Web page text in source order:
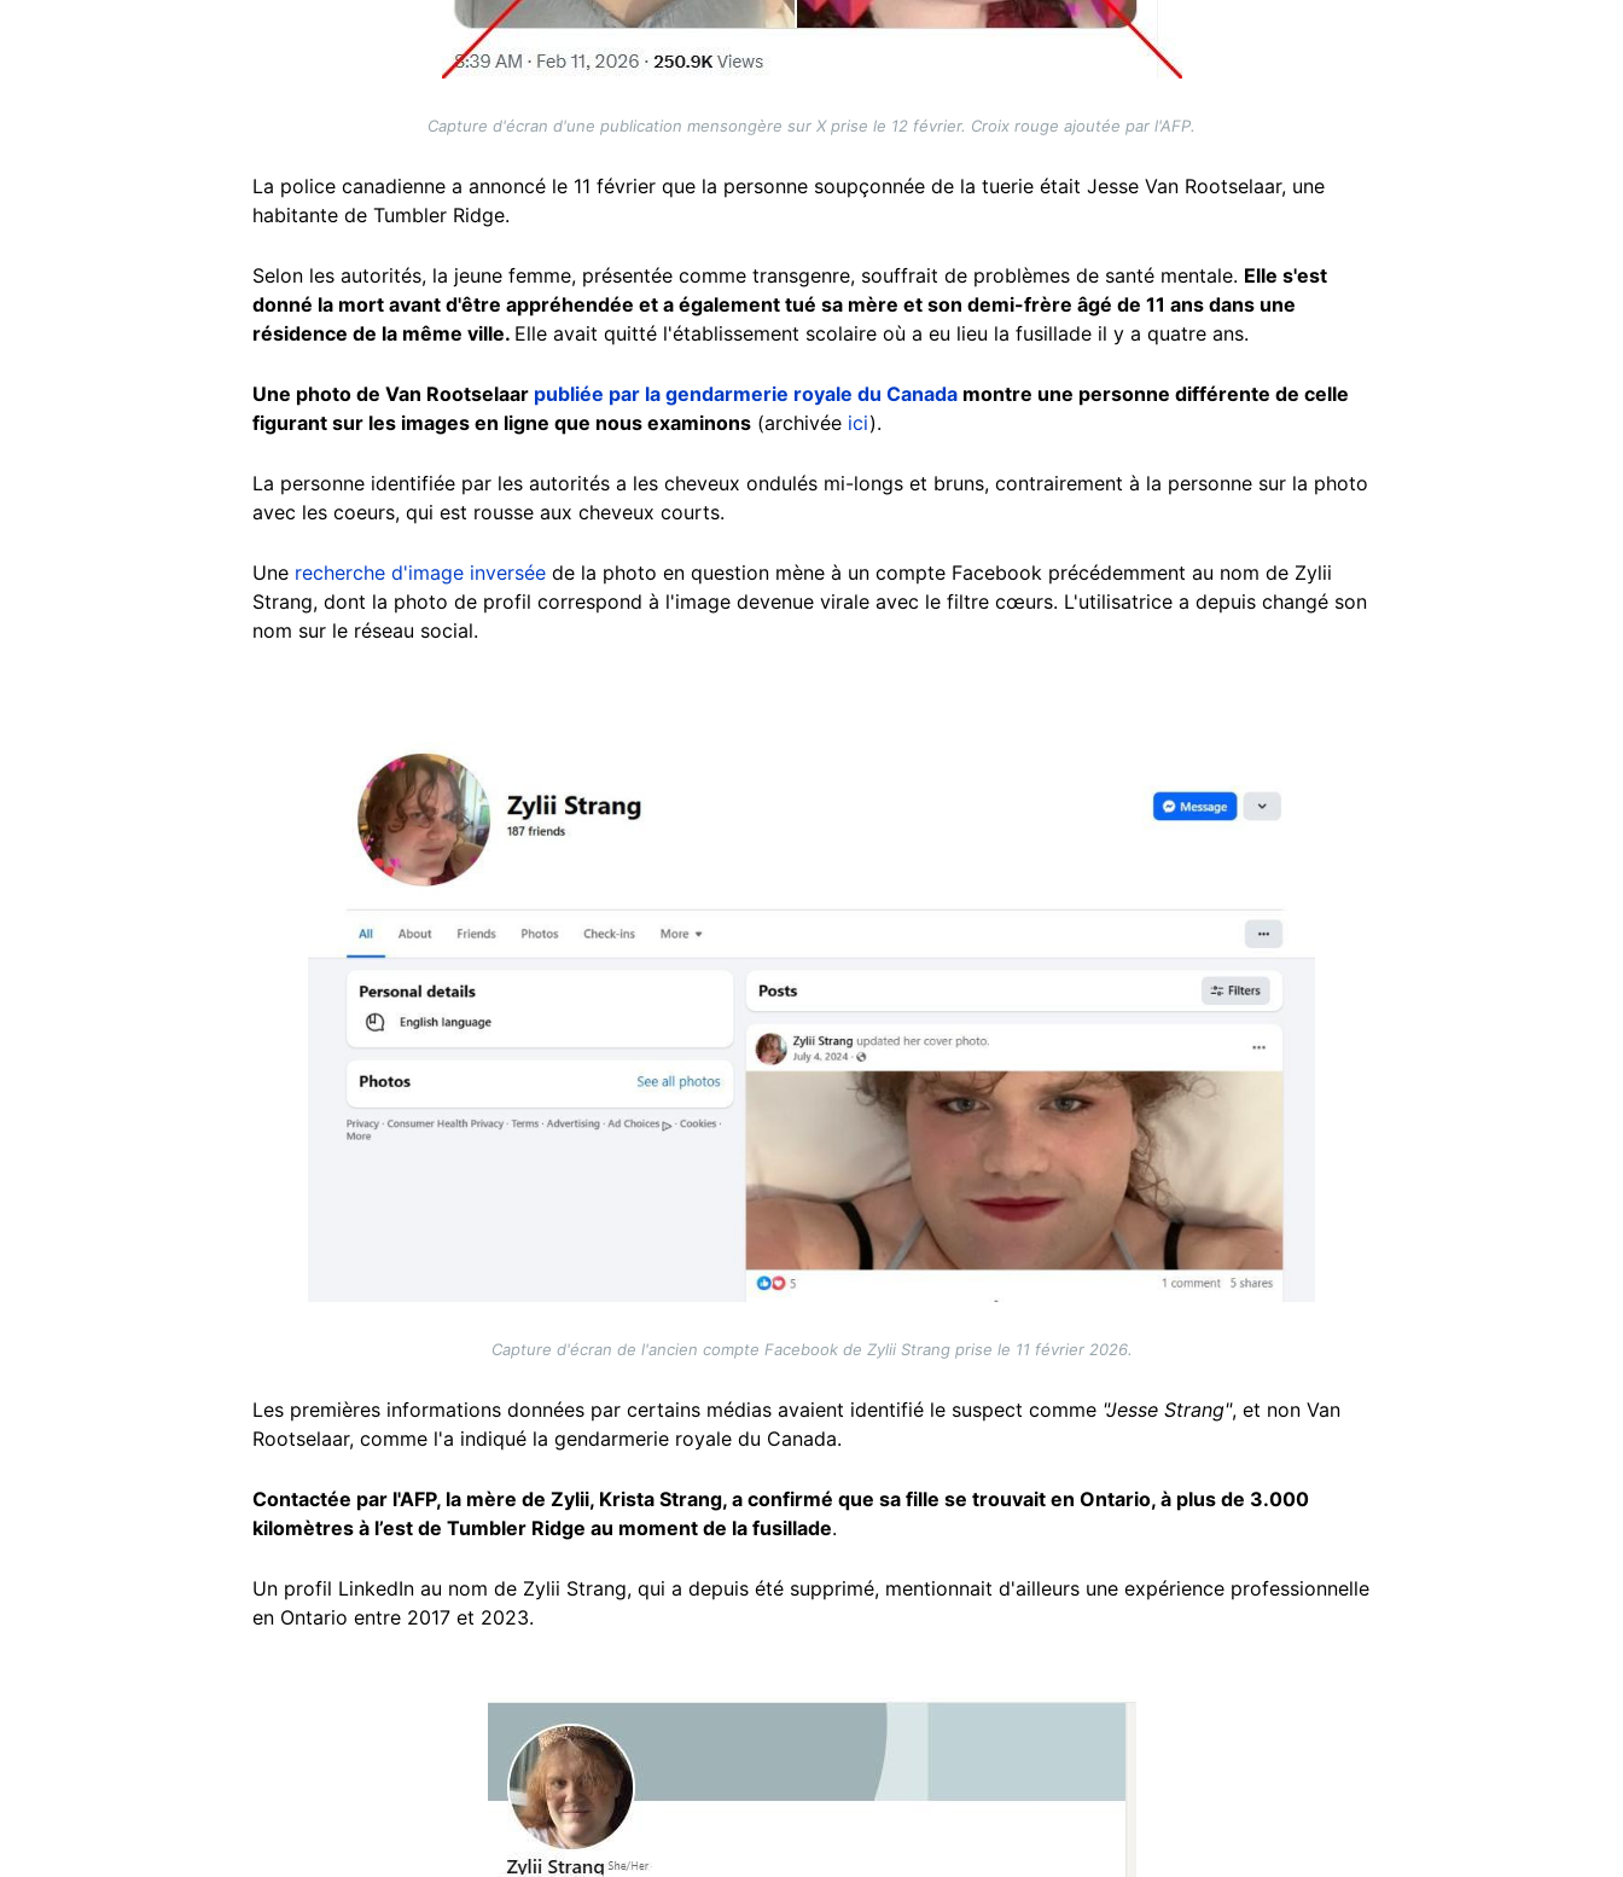
Capture d'écran d'une publication mensongère sur X prise le 12 février. Croix rouge ajoutée par l'AFP.
La police canadienne a annoncé le 11 février que la personne soupçonnée de la tuerie était Jesse Van Rootselaar, une
habitante de Tumbler Ridge.
Selon les autorités, la jeune femme, présentée comme transgenre, souffrait de problèmes de santé mentale. Elle s'est
donné la mort avant d'être appréhendée et a également tué sa mère et son demi-frère âgé de 11 ans dans une
résidence de la même ville. Elle avait quitté l'établissement scolaire où a eu lieu la fusillade il y a quatre ans.
Une photo de Van Rootselaar publiée par la gendarmerie royale du Canada montre une personne différente de celle
figurant sur les images en ligne que nous examinons (archivée ici).
La personne identifiée par les autorités a les cheveux ondulés mi-longs et bruns, contrairement à la personne sur la photo
avec les coeurs, qui est rousse aux cheveux courts.
Une recherche d'image inversée de la photo en question mène à un compte Facebook précédemment au nom de Zylii
Strang, dont la photo de profil correspond à l'image devenue virale avec le filtre cœurs. L'utilisatrice a depuis changé son
nom sur le réseau social.
Capture d'écran de l'ancien compte Facebook de Zylii Strang prise le 11 février 2026.
Les premières informations données par certains médias avaient identifié le suspect comme "Jesse Strang", et non Van
Rootselaar, comme l'a indiqué la gendarmerie royale du Canada.
Contactée par l'AFP, la mère de Zylii, Krista Strang, a confirmé que sa fille se trouvait en Ontario, à plus de 3.000
kilomètres à l’est de Tumbler Ridge au moment de la fusillade.
Un profil LinkedIn au nom de Zylii Strang, qui a depuis été supprimé, mentionnait d'ailleurs une expérience professionnelle
en Ontario entre 2017 et 2023.